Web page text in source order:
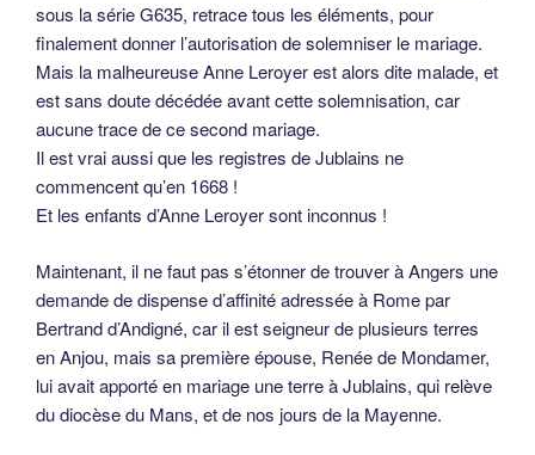
sous la série G635, retrace tous les éléments, pour
finalement donner l’autorisation de solemniser le mariage.
Mais la malheureuse Anne Leroyer est alors dite malade, et
est sans doute décédée avant cette solemnisation, car
aucune trace de ce second mariage.
Il est vrai aussi que les registres de Jublains ne
commencent qu’en 1668 !
Et les enfants d’Anne Leroyer sont inconnus !
Maintenant, il ne faut pas s’étonner de trouver à Angers une
demande de dispense d’affinité adressée à Rome par
Bertrand d’Andigné, car il est seigneur de plusieurs terres
en Anjou, mais sa première épouse, Renée de Mondamer,
lui avait apporté en mariage une terre à Jublains, qui relève
du diocèse du Mans, et de nos jours de la Mayenne.